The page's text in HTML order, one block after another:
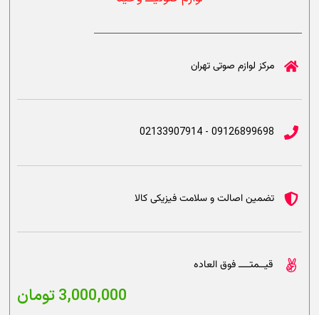
مرکز لوازم صوتی تهران
09126899698 - 02133907914
تضمین اصالت و سلامت فیزیکی کالا
قیــمتــــ فوق العاده
3,000,000تومان